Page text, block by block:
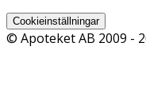
Cookieinställningar
© Apoteket AB 2009 -